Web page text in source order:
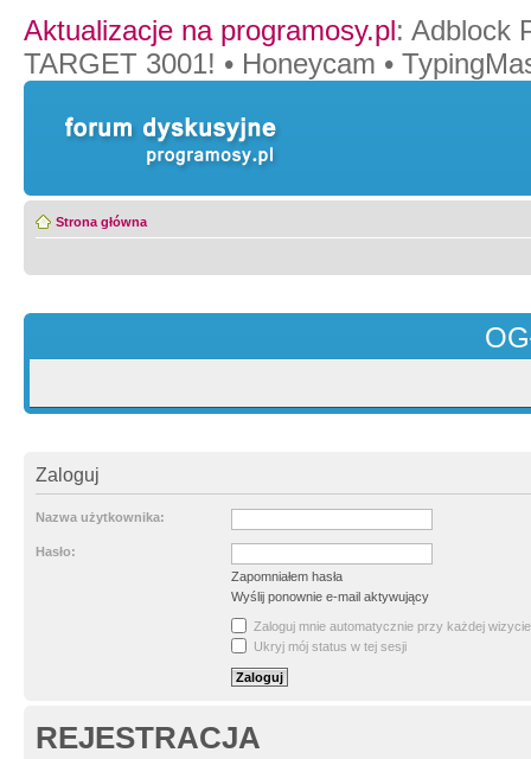
Aktualizacje na programosy.pl: Adblock
TARGET 3001! • Honeycam •
Strona główna
Zaloguj
Nazwa użytkownika:
Hasło:
Zapomniałem hasła
Wyślij ponownie e-mail aktywujący
Zaloguj mnie automatycznie przy każdej wizycie
Ukryj mój status w tej sesji
REJESTRACJA